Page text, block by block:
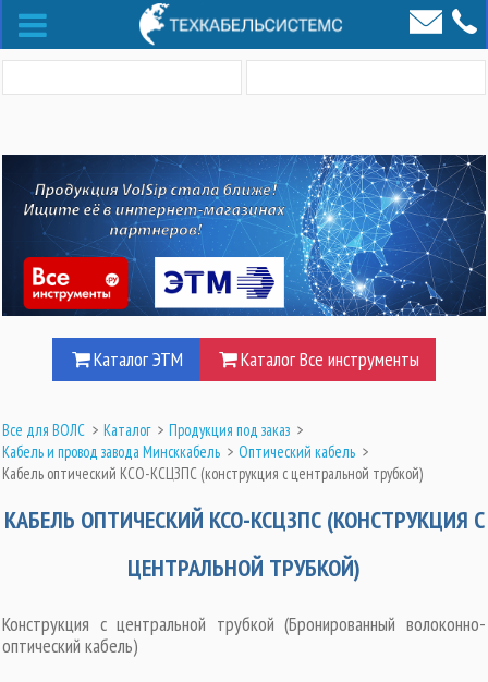
Каталог ЭТМ Каталог Все инструменты
Все для ВОЛС > Каталог > Продукция под заказ >
Кабель и провод завода Минсккабель > Оптический кабель >
Кабель оптический КСО-КСЦЗПС (конструкция с центральной трубкой)
КАБЕЛЬ ОПТИЧЕСКИЙ КСО-КСЦЗПС (КОНСТРУКЦИЯ С
ЦЕНТРАЛЬНОЙ ТРУБКОЙ)
Конструкция с центральной трубкой (Бронированный волоконно-
оптический кабель)